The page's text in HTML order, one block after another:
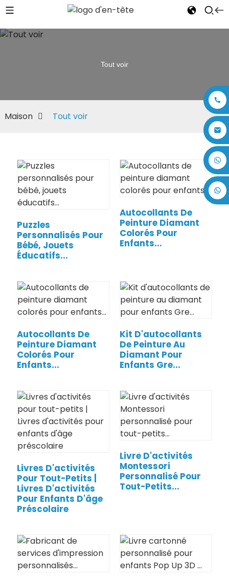
+86 17875305714
Tout voir
Maison Tout voir
Puzzles
Personnalisés Pour
Bébé, Jouets
Éducatifs...
Autocollants De
Peinture Diamant
Colorés Pour
Enfants...
Autocollants De
Peinture Diamant
Colorés Pour
Enfants...
Kit D'autocollants
De Peinture Au
Diamant Pour
Enfants Gre...
Livres D'activités
Pour Tout-Petits |
Livres D'activités
Pour Enfants D'âge
Préscolaire
Livre D'activités
Montessori
Personnalisé Pour
Tout-Petits...